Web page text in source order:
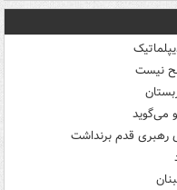
نیست
می‌گوید
رهبری قدم برنداشت